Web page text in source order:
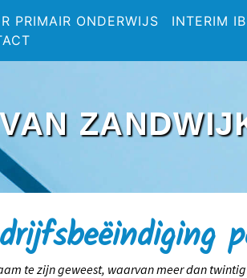
PRIMAIR ONDERWIJS
INTERIM IB
VAN
te zijn geweest, waarvan meer dan